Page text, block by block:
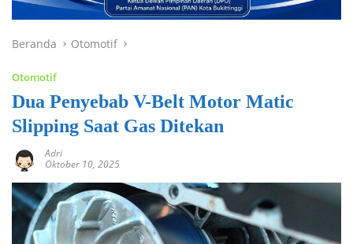
Beranda Otomotif
Otomotif
Dua Penyebab V-Belt Motor Matic
Slipping Saat Gas Ditekan
Adri
Oktober 10, 2025